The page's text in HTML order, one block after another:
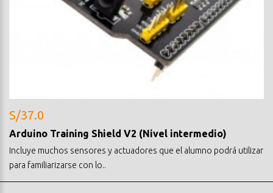
S/37.0
Arduino Training Shield V2 (Nivel intermedio)
Incluye muchos sensores y actuadores que el alumno podrá utilizar
para familiarizarse con lo..